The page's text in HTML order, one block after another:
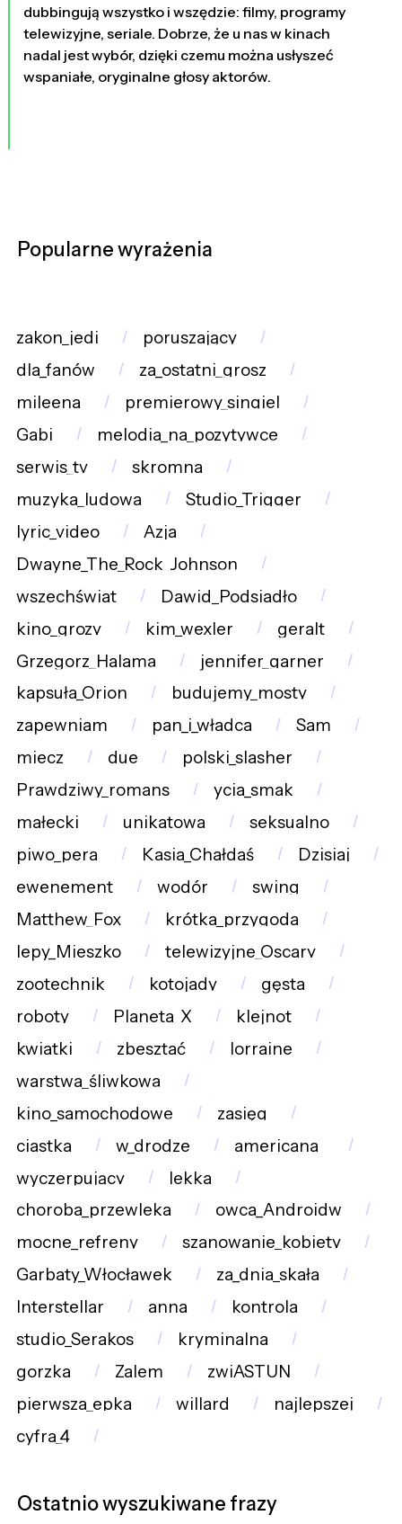
dubbingują wszystko i wszędzie: filmy, programy
telewizyjne, seriale. Dobrze, że u nas w kinach
nadal jest wybór, dzięki czemu można usłyszeć
wspaniałe, oryginalne głosy aktorów.
Popularne wyrażenia
zakon_jedi
poruszający
dla_fanów
za_ostatni_grosz
mileena
premierowy_singiel
Gabi
melodia_na_pozytywce
serwis_tv
skromna
muzyka_ludowa
Studio_Trigger
lyric_video
Azja
Dwayne_The_Rock_Johnson
wszechświat
Dawid_Podsiadło
kino_grozy
kim_wexler
geralt
Grzegorz_Halama
jennifer_garner
kapsuła_Orion
budujemy_mosty
zapewniam
pan_i_władca
Sam
miecz
due
polski_slasher
Prawdziwy_romans
ycia_smak
małecki
unikatowa
seksualno
piwo_pera
Kasia_Chałdaś
Dzisiaj
ewenement
wodór
swing
Matthew_Fox
krótka_przygoda
lepy_Mieszko
telewizyjne_Oscary
zootechnik
kotojady
gęsta
roboty
Planeta_X
klejnot
kwiatki
zbesztać
lorraine
warstwa_śliwkowa
kino_samochodowe
zasięg
ciastka
w_drodze
americana_
wyczerpujący
lekka
choroba_przewleka
owca_Androidw
mocne_refreny
szanowanie_kobiety
Garbaty_Włocławek
za_dnia_skała
Interstellar
anna
kontrola
studio_Serakos
kryminalna
gorzka
Zalem
zwiASTUN
pierwsza_epka
willard
najlepszej
cyfra_4
Ostatnio wyszukiwane frazy